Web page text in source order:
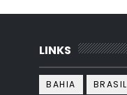
LINKS
BAHIA BRASIL